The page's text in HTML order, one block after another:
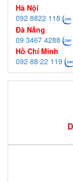
Hà Nội
092 8822 118
Đà Nẵng
09 3467 4288
Hồ Chí Minh
092 88 22 119